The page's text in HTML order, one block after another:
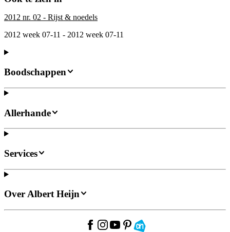
2012 nr. 02 - Rijst & noedels
2012 week 07-11 - 2012 week 07-11
Boodschappen
Allerhande
Services
Over Albert Heijn